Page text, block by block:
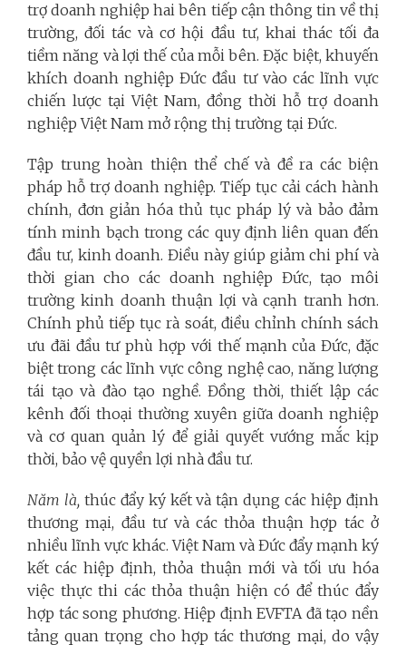
trợ doanh nghiệp hai bên tiếp cận thông tin về thị
trường, đối tác và cơ hội đầu tư, khai thác tối đa
tiềm năng và lợi thế của mỗi bên. Đặc biệt, khuyến
khích doanh nghiệp Đức đầu tư vào các lĩnh vực
chiến lược tại Việt Nam, đồng thời hỗ trợ doanh
nghiệp Việt Nam mở rộng thị trường tại Đức.
Tập trung hoàn thiện thể chế và đề ra các biện
pháp hỗ trợ doanh nghiệp. Tiếp tục cải cách hành
chính, đơn giản hóa thủ tục pháp lý và bảo đảm
tính minh bạch trong các quy định liên quan đến
đầu tư, kinh doanh. Điều này giúp giảm chi phí và
thời gian cho các doanh nghiệp Đức, tạo môi
trường kinh doanh thuận lợi và cạnh tranh hơn.
Chính phủ tiếp tục rà soát, điều chỉnh chính sách
ưu đãi đầu tư phù hợp với thế mạnh của Đức, đặc
biệt trong các lĩnh vực công nghệ cao, năng lượng
tái tạo và đào tạo nghề. Đồng thời, thiết lập các
kênh đối thoại thường xuyên giữa doanh nghiệp
và cơ quan quản lý để giải quyết vướng mắc kịp
thời, bảo vệ quyền lợi nhà đầu tư.
Năm là, thúc đẩy ký kết và tận dụng các hiệp định
thương mại, đầu tư và các thỏa thuận hợp tác ở
nhiều lĩnh vực khác. Việt Nam và Đức đẩy mạnh ký
kết các hiệp định, thỏa thuận mới và tối ưu hóa
việc thực thi các thỏa thuận hiện có để thúc đẩy
hợp tác song phương. Hiệp định EVFTA đã tạo nền
tảng quan trọng cho hợp tác thương mại, do vậy